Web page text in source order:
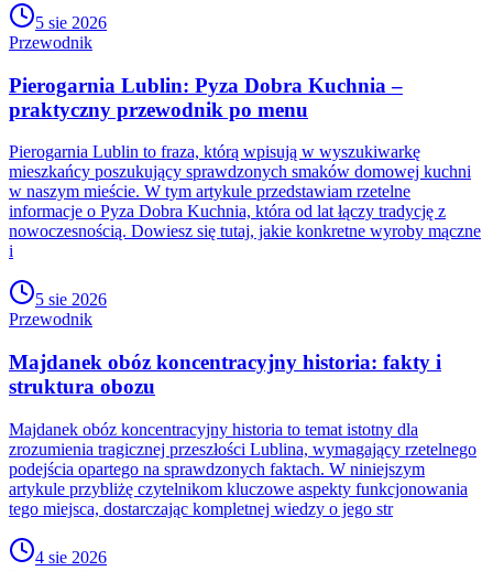
5 sie 2026
Przewodnik
Pierogarnia Lublin: Pyza Dobra Kuchnia –
praktyczny przewodnik po menu
Pierogarnia Lublin to fraza, którą wpisują w wyszukiwarkę
mieszkańcy poszukujący sprawdzonych smaków domowej kuchni
w naszym mieście. W tym artykule przedstawiam rzetelne
informacje o Pyza Dobra Kuchnia, która od lat łączy tradycję z
nowoczesnością. Dowiesz się tutaj, jakie konkretne wyroby mączne
i
5 sie 2026
Przewodnik
Majdanek obóz koncentracyjny historia: fakty i
struktura obozu
Majdanek obóz koncentracyjny historia to temat istotny dla
zrozumienia tragicznej przeszłości Lublina, wymagający rzetelnego
podejścia opartego na sprawdzonych faktach. W niniejszym
artykule przybliżę czytelnikom kluczowe aspekty funkcjonowania
tego miejsca, dostarczając kompletnej wiedzy o jego str
4 sie 2026